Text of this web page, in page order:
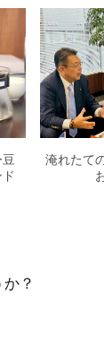
淹れたて
？